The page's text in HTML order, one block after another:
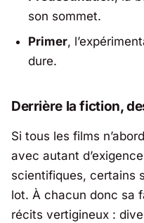
son sommet.
Primer,
dure.
Derrière la fiction,
Si tous les films
avec autant
scientifiques, certains
lot. À chacun donc sa
récits vertigineux :